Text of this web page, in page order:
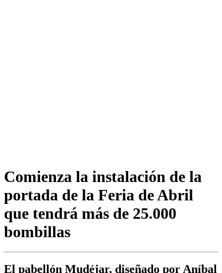
Comienza la instalación de la
portada de la Feria de Abril
que tendrá más de 25.000
bombillas
El pabellón Mudéjar, diseñado por Aníbal